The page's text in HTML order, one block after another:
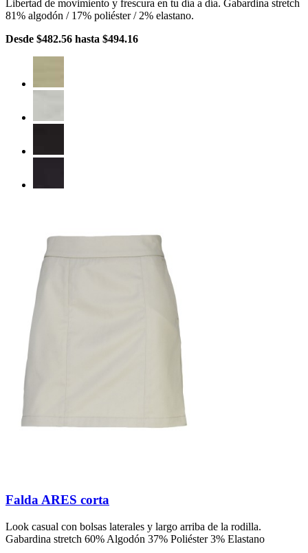
Libertad de movimiento y frescura en tu día a día. Gabardina stretch
81% algodón / 17% poliéster / 2% elastano.
Desde $482.56 hasta $494.16
Falda ARES corta
Look casual con bolsas laterales y largo arriba de la rodilla.
Gabardina stretch 60% Algodón 37% Poliéster 3% Elastano